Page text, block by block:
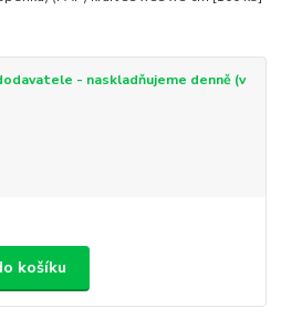
- naskladňujeme denně (v
košíku